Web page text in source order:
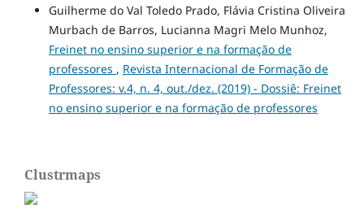
Guilherme do Val Toledo Prado, Flávia Cristina Oliveira
Murbach de Barros, Lucianna Magri Melo Munhoz,
Freinet no ensino superior e na formação de
professores , Revista Internacional de Formação de
Professores: v.4, n. 4, out./dez. (2019) - Dossiê: Freinet
no ensino superior e na formação de professores
Clustrmaps